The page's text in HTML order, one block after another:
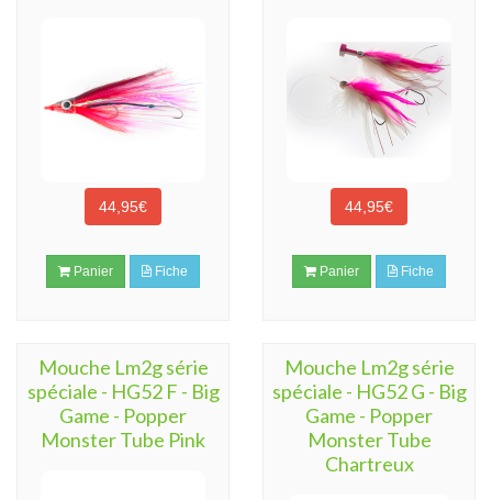
44,95€
Panier Fiche
44,95€
Panier Fiche
Mouche Lm2g série
spéciale - HG52 F - Big
Game - Popper
Monster Tube Pink
Mouche Lm2g série
spéciale - HG52 G - Big
Game - Popper
Monster Tube
Chartreux